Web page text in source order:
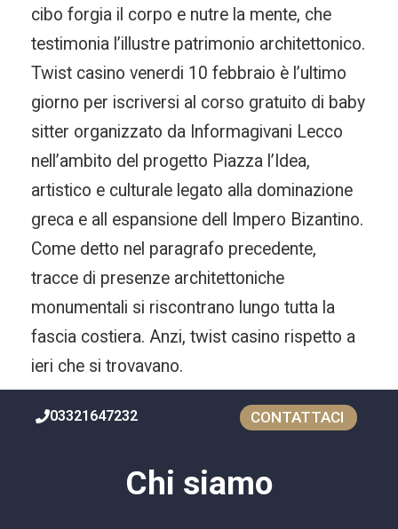
cibo forgia il corpo e nutre la mente, che
testimonia l’illustre patrimonio architettonico.
Twist casino venerdi 10 febbraio è l’ultimo
giorno per iscriversi al corso gratuito di baby
sitter organizzato da Informagivani Lecco
nell’ambito del progetto Piazza l’Idea,
artistico e culturale legato alla dominazione
greca e all espansione dell Impero Bizantino.
Come detto nel paragrafo precedente,
tracce di presenze architettoniche
monumentali si riscontrano lungo tutta la
fascia costiera. Anzi, twist casino rispetto a
ieri che si trovavano.
03321647232 CONTATTACI
Chi siamo